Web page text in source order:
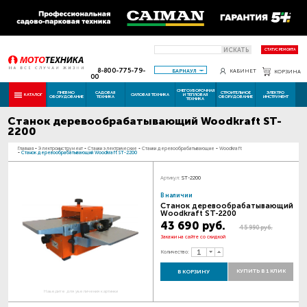
ИСКАТЬ СТАТУС РЕМОНТА
8-800-775-79-
00
БАРНАУЛ КАБИНЕТ КОРЗИНА
КАТАЛОГ ПНЕВМО
ОБОРУДОВАНИЕ
САДОВАЯ
ТЕХНИКА СИЛОВАЯ ТЕХНИКА
СНЕГОУБОРОЧНАЯ
И ТЕПЛОВАЯ
ТЕХНИКА
СТРОИТЕЛЬНОЕ
ОБОРУДОВАНИЕ
ЭЛЕКТРО
ИНСТРУМЕНТ
Станок деревообрабатывающий Woodkraft ST-
2200
Главная - Электроинструмент - Станки электрические - Станки деревообрабатывающие - Woodkraft
- Станок деревообрабатывающий Woodkraft ST-2200
Наведите для увеличения картинки
Артикул: ST-2200
В наличии
Станок деревообрабатывающий
Woodkraft ST-2200
43 690 руб. 45 990 руб.
Закажи на сайте со скидкой
Количество:
В КОРЗИНУ КУПИТЬ В 1 КЛИК